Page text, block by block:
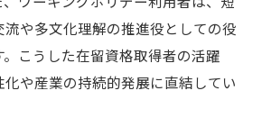
持つ外国人が支える茶業の今
陰にある在留資格の重要性
つ牧之原市の外国人統計を読む
や多文化理解の推進役としての役
こうした在留資格取得者の活躍
や産業の持続的発展に直結してい